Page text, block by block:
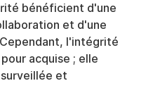
bénéficient d'une
et d'une
l'intégrité
acquise ; elle
et